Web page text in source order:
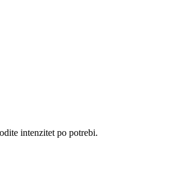
intenzitet po potrebi.